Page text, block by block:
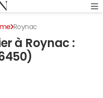
Roynac
à Roynac :